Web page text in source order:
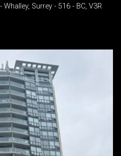
Surrey - 516 - BC, V3R